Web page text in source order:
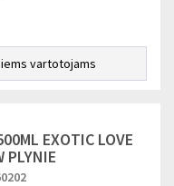
vartotojams
EXOTIC LOVE
PLYNIE